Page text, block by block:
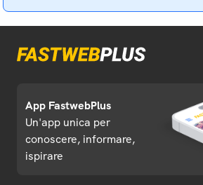
App FastwebPlus
Un'app unica per
conoscere, informare,
ispirare